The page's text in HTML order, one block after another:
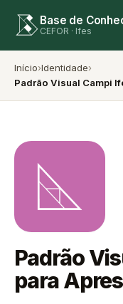
Base de
CEFOR · Ifes
Início›Identidade›
Padrão Visual Campi
Padrão
para